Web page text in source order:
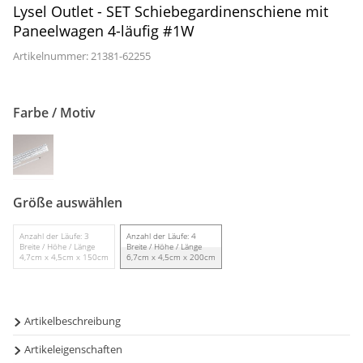
Gardinenstange
Lysel Outlet - SET Schiebegardinenschiene mit
Paneelwagen 4-läufig #1W
Artikelnummer: 21381-62255
Farbe / Motiv
Größe auswählen
Anzahl der Läufe: 3
Breite / Höhe / Länge
4,7cm x 4,5cm x 150cm
Anzahl der Läufe: 4
Breite / Höhe / Länge
6,7cm x 4,5cm x 200cm
Artikelbeschreibung
Mit diesem Schiebegardinen System als Zubehör können Sie
Artikeleigenschaften